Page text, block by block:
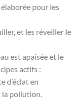
pour les
et les réveiller le
est apaisée et le
actifs :
d’éclat en
pollution.